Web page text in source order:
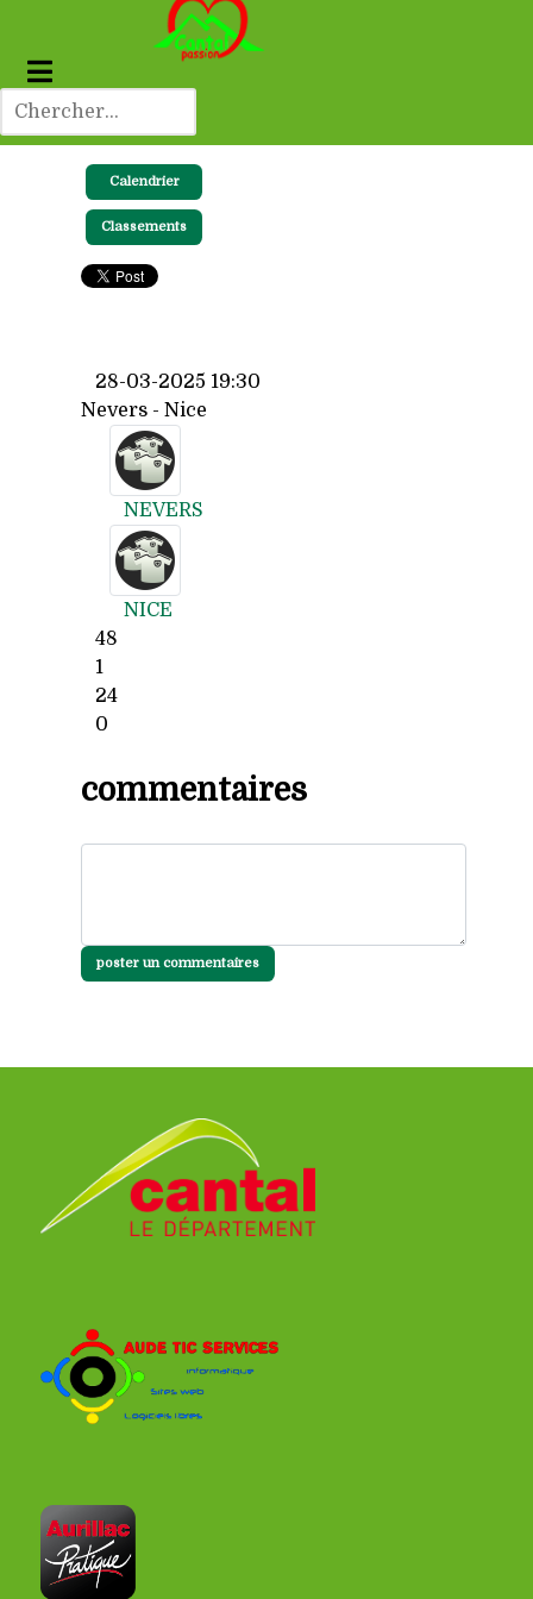
Calendrier
Classements
28-03-2025 19:30
Nevers - Nice
NEVERS
NICE
48
1
24
0
commentaires
poster un commentaires